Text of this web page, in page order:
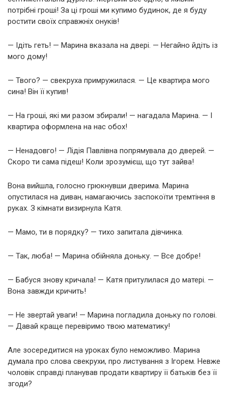
потрібні гроші! За ці гроші ми купимо будинок, де я буду
ростити своїх справжніх онуків!
— Ідіть геть! — Марина вказала на двері. — Негайно йдіть із
мого дому!
— Твого? — свекруха примружилася. — Це квартира мого
сина! Він її купив!
— На гроші, які ми разом збирали! — нагадала Марина. — І
квартира оформлена на нас обох!
— Ненадовго! — Лідія Павлівна попрямувала до дверей. —
Скоро ти сама підеш! Коли зрозумієш, що тут зайва!
Вона вийшла, голосно грюкнувши дверима. Марина
опустилася на диван, намагаючись заспокоїти тремтіння в
руках. З кімнати визирнула Катя.
— Мамо, ти в порядку? — тихо запитала дівчинка.
— Так, люба! — Марина обійняла доньку. — Все добре!
— Бабуся знову кричала! — Катя притулилася до матері. —
Вона завжди кричить!
— Не звертай уваги! — Марина погладила доньку по голові.
— Давай краще перевіримо твою математику!
Але зосередитися на уроках було неможливо. Марина
думала про слова свекрухи, про листування з Ігорем. Невже
чоловік справді планував продати квартиру її батьків без її
згоди?